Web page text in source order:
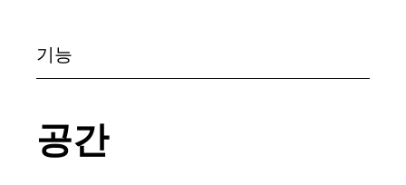
기능
공간